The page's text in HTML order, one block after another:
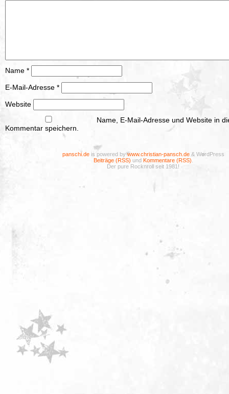
Name *
E-Mail-Adresse *
Website
Name, E-Mail-Adresse und Website in
Kommentar speichern.
panschi.deis powered bywww.christian-pansch.de& WordPress
Beiträge (RSS) und Kommentare (RSS)
Der pure Rocknroll seit 1981!